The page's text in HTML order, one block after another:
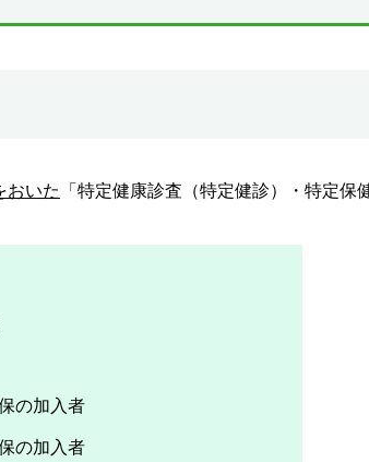
おいた 「特定健康診査（特定健診）・特定
の加入者
の加入者